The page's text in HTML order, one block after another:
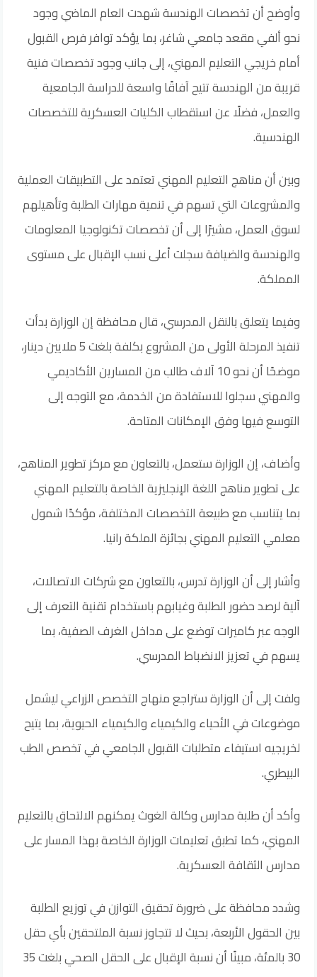
وأوضح أن تخصصات الهندسة شهدت العام الماضي وجود
نحو ألفي مقعد جامعي شاغر، بما يؤكد توافر فرص القبول
أمام خريجي التعليم المهني، إلى جانب وجود تخصصات فنية
قريبة من الهندسة تتيح آفاقًا واسعة للدراسة الجامعية
والعمل، فضلًا عن استقطاب الكليات العسكرية للتخصصات
الهندسية.
وبين أن مناهج التعليم المهني تعتمد على التطبيقات العملية
والمشروعات التي تسهم في تنمية مهارات الطلبة وتأهيلهم
لسوق العمل، مشيرًا إلى أن تخصصات تكنولوجيا المعلومات
والهندسة والضيافة سجلت أعلى نسب الإقبال على مستوى
المملكة.
وفيما يتعلق بالنقل المدرسي، قال محافظة إن الوزارة بدأت
تنفيذ المرحلة الأولى من المشروع بكلفة بلغت 5 ملايين دينار،
موضحًا أن نحو 10 آلاف طالب من المسارين الأكاديمي
والمهني سجلوا للاستفادة من الخدمة، مع التوجه إلى
التوسع فيها وفق الإمكانات المتاحة.
وأضاف، إن الوزارة ستعمل، بالتعاون مع مركز تطوير المناهج،
على تطوير مناهج اللغة الإنجليزية الخاصة بالتعليم المهني
بما يتناسب مع طبيعة التخصصات المختلفة، مؤكدًا شمول
معلمي التعليم المهني بجائزة الملكة رانيا.
وأشار إلى أن الوزارة تدرس، بالتعاون مع شركات الاتصالات،
آلية لرصد حضور الطلبة وغيابهم باستخدام تقنية التعرف إلى
الوجه عبر كاميرات توضع على مداخل الغرف الصفية، بما
يسهم في تعزيز الانضباط المدرسي.
ولفت إلى أن الوزارة ستراجع منهاج التخصص الزراعي ليشمل
موضوعات في الأحياء والكيمياء والكيمياء الحيوية، بما يتيح
لخريجيه استيفاء متطلبات القبول الجامعي في تخصص الطب
البيطري.
وأكد أن طلبة مدارس وكالة الغوث يمكنهم الالتحاق بالتعليم
المهني، كما تطبق تعليمات الوزارة الخاصة بهذا المسار على
مدارس الثقافة العسكرية.
وشدد محافظة على ضرورة تحقيق التوازن في توزيع الطلبة
بين الحقول الأربعة، بحيث لا تتجاوز نسبة الملتحقين بأي حقل
30 بالمئة، مبينًا أن نسبة الإقبال على الحقل الصحي بلغت 35